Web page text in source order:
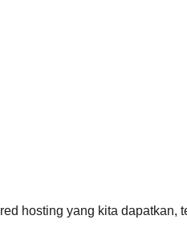
hosting yang kita dapatkan,